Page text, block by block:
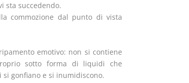
sta succedendo.
commozione dal punto di vista
emotivo: non si contiene
sotto forma di liquidi che
gonfiano e si inumidiscono.